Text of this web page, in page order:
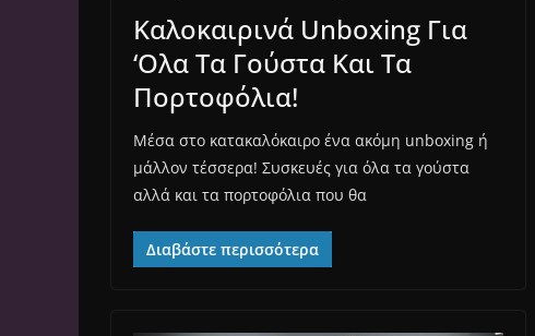
Καλοκαιρινά Unboxing Για
‘Ολα Τα Γούστα Και Τα
Πορτοφόλια!
Μέσα στο κατακαλόκαιρο ένα ακόμη unboxing ή
μάλλον τέσσερα! Συσκευές για όλα τα γούστα
αλλά και τα πορτοφόλια που θα
Διαβάστε περισσότερα